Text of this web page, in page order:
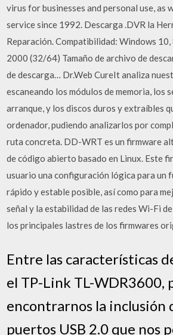
virus for businesses and personal use, as
service since 1992. Descarga .DVR la
Reparación. Compatibilidad: Windows 10,
2000 (32/64) Tamaño de archivo de
de descarga… Dr.Web CureIt analiza
escaneando los módulos de memoria, los
arranque, y los discos duros y extraíbles
ordenador, pudiendo analizarlos por
ruta concreta. DD-WRT es un firmware
de código abierto basado en Linux. Este
usuario una configuración lógica para un
rápido y estable posible, así como para
señal y la estabilidad de las redes Wi-Fi
los principales lastres de los firmwares
Entre las características
el TP-Link TL-WDR3600,
encontrarnos la inclusión
puertos USB 2.0 que nos